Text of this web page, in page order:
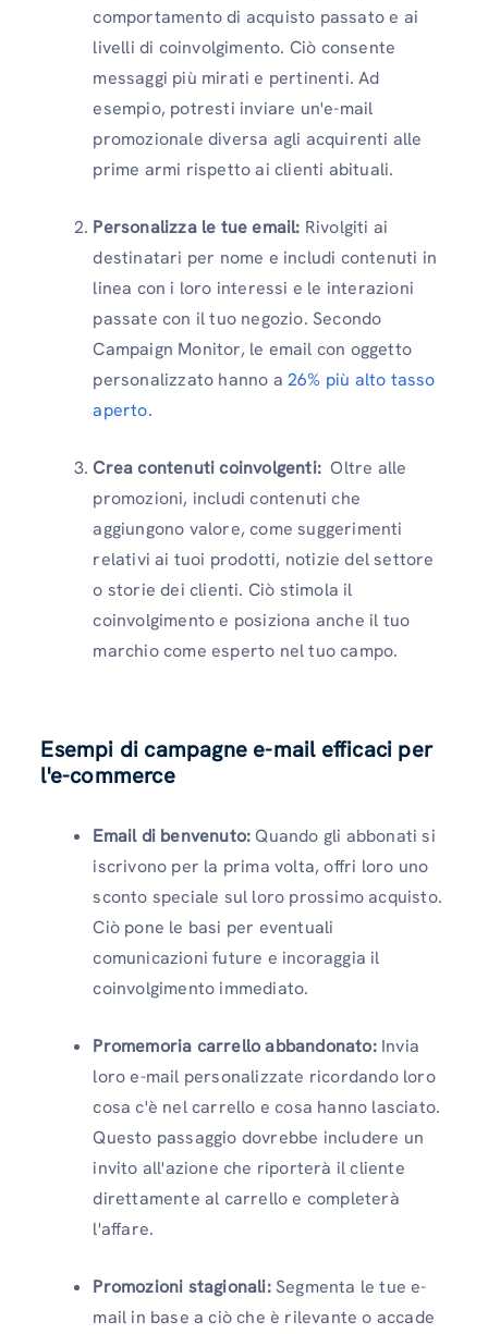
comportamento di acquisto passato e ai
livelli di coinvolgimento. Ciò consente
messaggi più mirati e pertinenti. Ad
esempio, potresti inviare un'e-mail
promozionale diversa agli acquirenti alle
prime armi rispetto ai clienti abituali.
Personalizza le tue email: Rivolgiti ai
destinatari per nome e includi contenuti in
linea con i loro interessi e le interazioni
passate con il tuo negozio. Secondo
Campaign Monitor, le email con oggetto
personalizzato hanno a 26% più alto tasso
aperto.
Crea contenuti coinvolgenti:Oltre alle
promozioni, includi contenuti che
aggiungono valore, come suggerimenti
relativi ai tuoi prodotti, notizie del settore
o storie dei clienti. Ciò stimola il
coinvolgimento e posiziona anche il tuo
marchio come esperto nel tuo campo.
Esempi di campagne e-mail efficaci per
l'e-commerce
Email di benvenuto:Quando gli abbonati si
iscrivono per la prima volta, offri loro uno
sconto speciale sul loro prossimo acquisto.
Ciò pone le basi per eventuali
comunicazioni future e incoraggia il
coinvolgimento immediato.
Promemoria carrello abbandonato:Invia
loro e-mail personalizzate ricordando loro
cosa c'è nel carrello e cosa hanno lasciato.
Questo passaggio dovrebbe includere un
invito all'azione che riporterà il cliente
direttamente al carrello e completerà
l'affare.
Promozioni stagionali:Segmenta le tue e-
mail in base a ciò che è rilevante o accade